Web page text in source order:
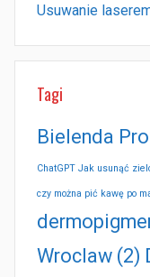
Usuwanie
Tagi
Bielenda
ChatGPT Jak usunąć
czy można pić kawę po
Wroclaw (2)